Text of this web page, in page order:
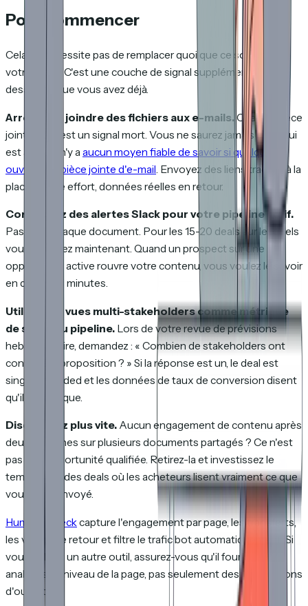
Pour commencer
Cela ne nécessite pas de remplacer quoi que ce soit dans
votre stack. C'est une couche de signal supplémentaire par-
dessus ce que vous avez déjà.
Arrêtez de joindre des fichiers aux e-mails. Chaque pièce
jointe PDF est un signal mort. Vous ne saurez jamais ce qui lui
est arrivé. Il n'y aaucun moyen fiable de savoir si quelqu'un a
ouvert une pièce jointe d'e-mail. Envoyez des liens trackés à la
place. Même effort, données réelles en retour.
Configurez des alertes Slack pour votre pipeline actif.
Pas pour chaque document. Pour les 15-20 deals sur lesquels
vous travaillez maintenant. Quand un prospect sur une
opportunité active rouvre votre contenu, vous voulez le savoir
en quelques minutes.
Utilisez les vues multi-stakeholders comme métrique
de santé du pipeline. Lors de votre revue de prévisions
hebdomadaire, demandez : « Combien de stakeholders ont
consulté la proposition ? » Si la réponse est un, le deal est
single-threaded et les données de taux de conversion disent
qu'il est à risque.
Disqualifiez plus vite. Aucun engagement de contenu après
deux semaines sur plusieurs documents partagés ? Ce n'est
pas une opportunité qualifiée. Retirez-la et investissez le
temps dans des deals où les acheteurs lisent vraiment ce que
vous avez envoyé.
HummingDeckcapture l'engagement par page, les transferts,
les visites de retour et filtre le trafic bot automatiquement. Si
vous utilisez un autre outil, assurez-vous qu'il fournit des
analyses au niveau de la page, pas seulement des notifications
d'ouverture.